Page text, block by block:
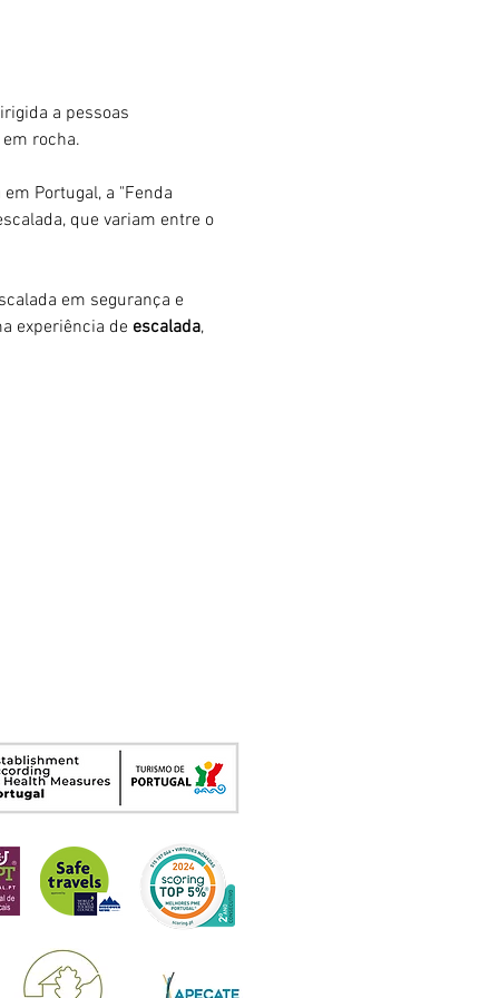
a pessoas
rocha.
Portugal, a "Fenda
que variam entre o
em segurança e
experiência de escalada,